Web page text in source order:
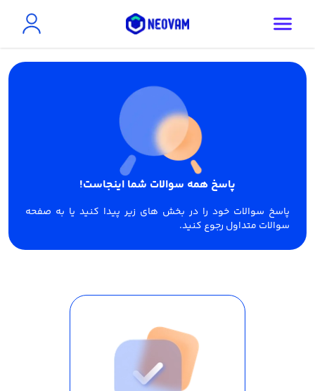
پاسخ همه سوالات شما اینجاست!
پاسخ سوالات خود را در بخش های زیر پیدا کنید یا به صفحه
سوالات متداول رجوع کنید.